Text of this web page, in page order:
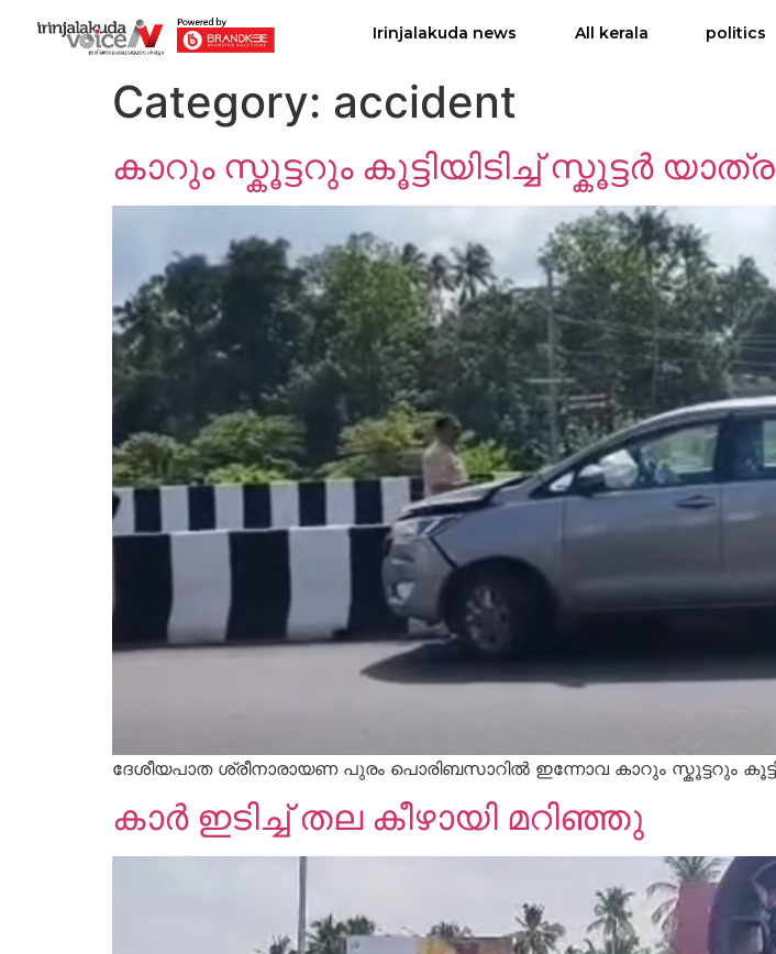
Irinjalakuda news All kerala politics
Category: accident
കാറും സ്കൂട്ടറും കൂട്ടിയിടിച്ച് സ്കൂട്ടർ
ദേശീയപാത ശ്രീനാരായണ പുരം പൊരിബസാറിൽ ഇന്നോവ കാറും സ്കൂട്ടറും
കാർ ഇടിച്ച് തല കീഴായി മറിഞ്ഞു